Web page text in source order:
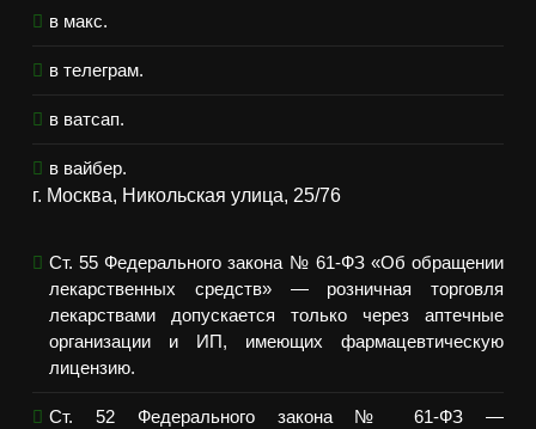
в макс.
в телеграм.
в ватсап.
в вайбер.
г. Москва, Никольская улица, 25/76
Ст. 55 Федерального закона № 61-ФЗ «Об обращении
лекарственных средств» — розничная торговля
лекарствами допускается только через аптечные
организации и ИП, имеющих фармацевтическую
лицензию.
Ст. 52 Федерального закона № 61-ФЗ —